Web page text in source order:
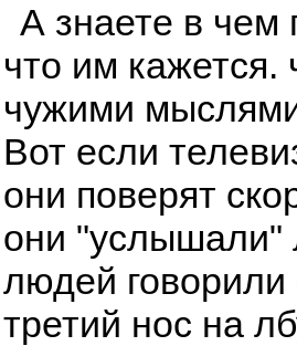
А знаете в чем
что им
чужими
Вот если
они поверят
они "услышали"
людей
третий нос на